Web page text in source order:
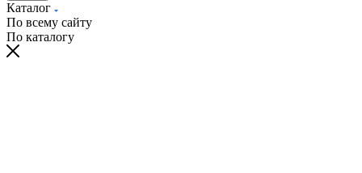
Каталог
По всему сайту
По каталогу